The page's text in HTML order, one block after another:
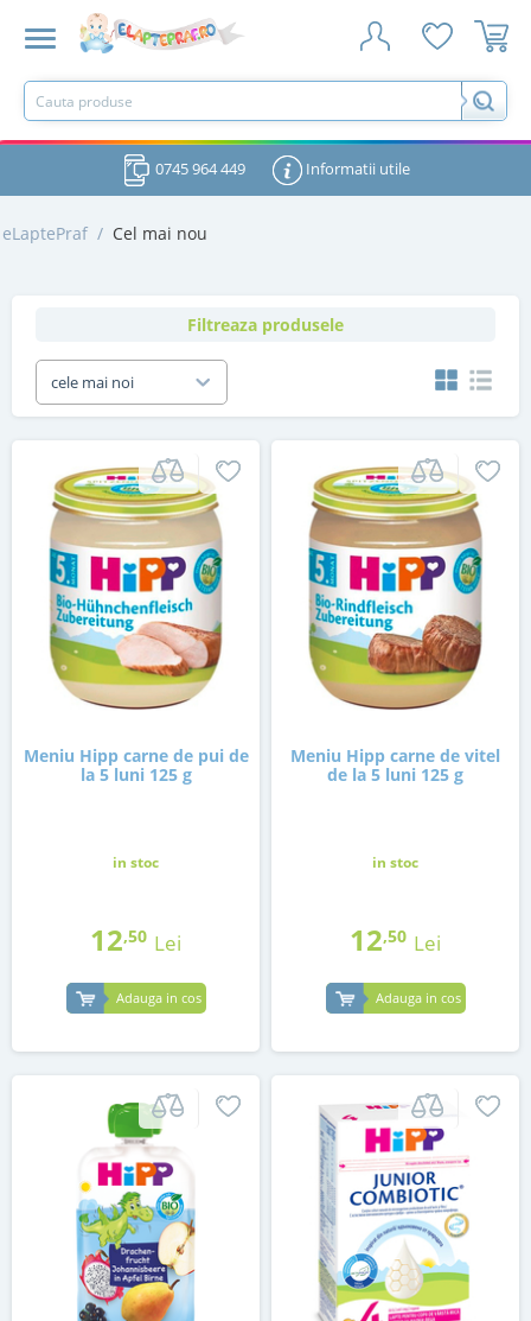
0745 964 449 Informatii utile
eLaptePraf / Cel mai nou
Filtreaza produsele
cele mai noi
Meniu Hipp carne de pui de
la 5 luni 125 g
in stoc
12,50 Lei
Adauga in cos
Meniu Hipp carne de vitel
de la 5 luni 125 g
in stoc
12,50 Lei
Adauga in cos